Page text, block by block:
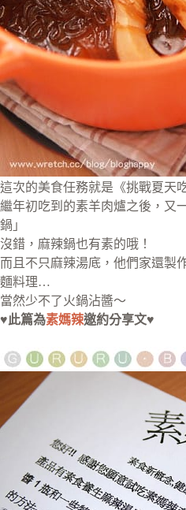
這次的美食任務就是《挑戰夏天
繼年初吃到的素羊肉爐之後，又
鍋」
沒錯，麻辣鍋也有素的哦！
而且不只麻辣湯底，他們家還製
麵料理…
當然少不了火鍋沾醬～
♥此篇為素媽辣邀約分享文♥